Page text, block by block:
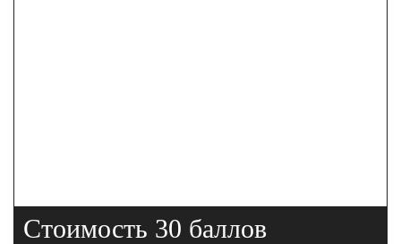
Стоимость 30 баллов